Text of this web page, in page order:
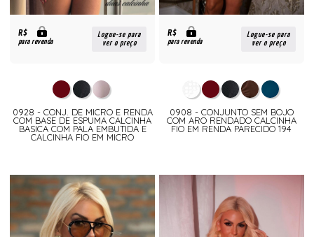
R$
para revenda
Logue-se para
ver o preço
0928 - CONJ. DE MICRO E RENDA
COM BASE DE ESPUMA CALCINHA
BASICA COM PALA EMBUTIDA E
CALCINHA FIO EM MICRO
R$
para revenda
Logue-se para
ver o preço
0908 - CONJUNTO SEM BOJO
COM ARO RENDADO CALCINHA
FIO EM RENDA PARECIDO 194